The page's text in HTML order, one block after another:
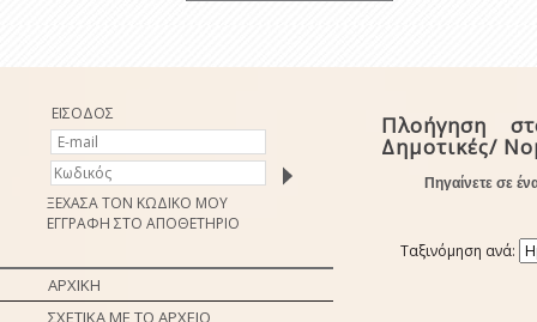
ΕΙΣΟΔΟΣ
ΞΕΧΑΣΑ ΤΟΝ ΚΩΔΙΚΟ ΜΟΥ
ΕΓΓΡΑΦΗ ΣΤΟ ΑΠΟΘΕΤΗΡΙΟ
ΑΡΧΙΚΗ
ΣΧΕΤΙΚΑ ΜΕ ΤΟ ΑΡΧΕΙΟ
Πλοήγηση
Δημοτικές/
Πηγαίνετε σε
Ταξινόμηση ανά: